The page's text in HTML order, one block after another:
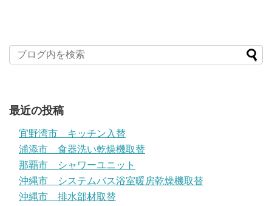
最近の投稿
宜野湾市 キッチン入替
浦添市 食器洗い乾燥機取替
那覇市 シャワーユニット
沖縄市 システムバス浴室暖房乾燥機取替
沖縄市 排水部材取替